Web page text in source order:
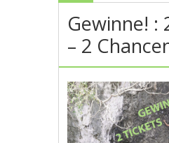
Gewinne! :
– 2